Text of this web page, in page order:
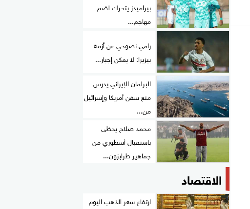
بيراميدز يتحرك لضم
مهاجم...
رامي نصوحي عن أزمة
بيزيرا: لا يمكن إجبار...
البرلمان الإيراني يدرس
منع سفن أمريكا وإسرائيل
من...
محمد صلاح يحظى
باستقبال أسطوري من
جماهير طرابزون...
الاقتصاد
ارتفاع سعر الذهب اليوم